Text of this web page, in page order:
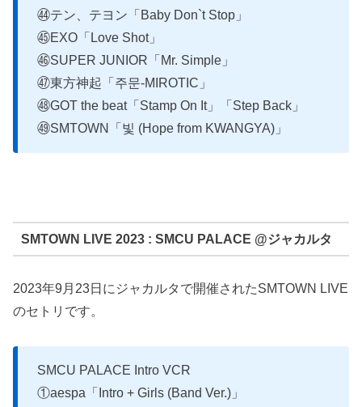
㊹テン、テヨン「Baby Don`t Stop」
㊺EXO「Love Shot」
㊻SUPER JUNIOR「Mr. Simple」
㊼東方神起「주문-MIROTIC」
㊽GOT the beat「Stamp On It」「Step Back」
㊾SMTOWN「빛 (Hope from KWANGYA)」
SMTOWN LIVE 2023 : SMCU PALACE @ジャカルタ
2023年9月23日にジャカルタで開催されたSMTOWN LIVE
のセトリです。
SMCU PALACE Intro VCR
①aespa「Intro + Girls (Band Ver.)」